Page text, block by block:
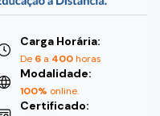
Carga Horária:
De 6 a 400horas
Modalidade:
100% online.
Certificado: